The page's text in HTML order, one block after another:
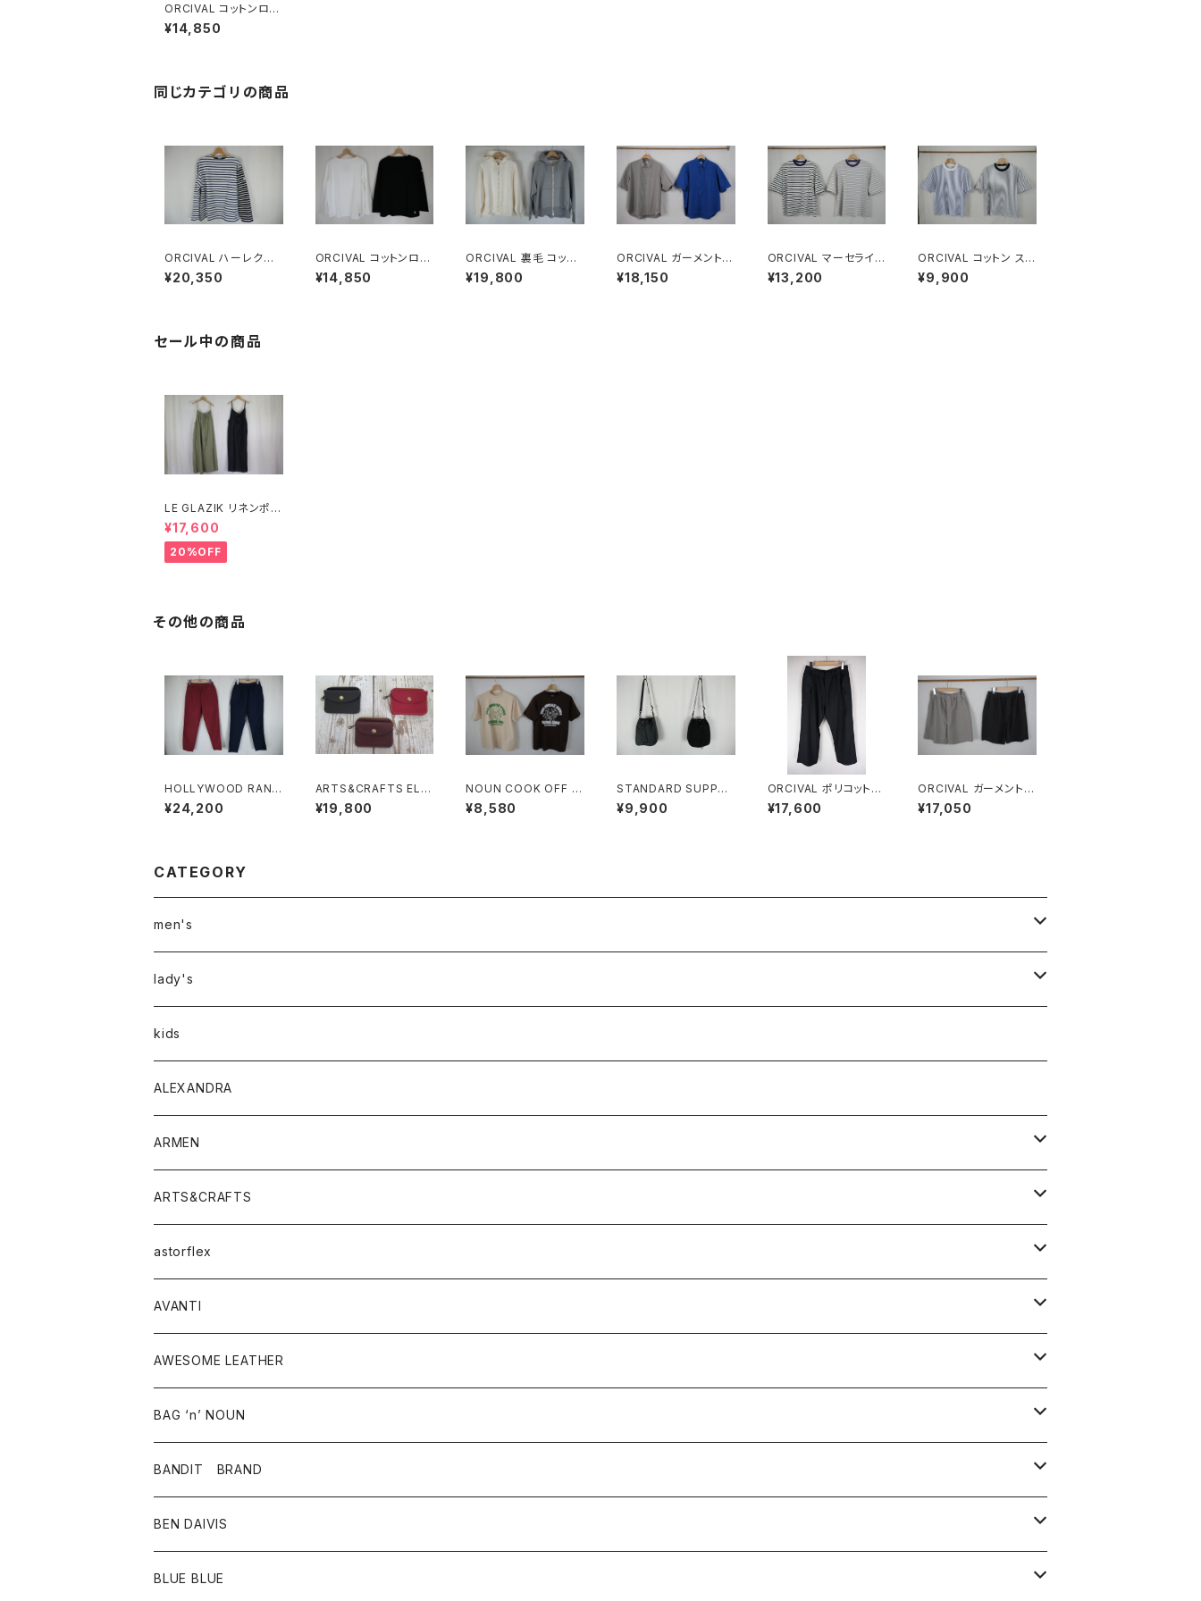
ORCIVAL コットンロー
ド フレンチバスクシャツ
ボーダー MEN
¥14,850
同じカテゴリの商品
ORCIVAL ハーレクイ
ン コットンロード クル
ーネック フレンチバスク
¥20,350
ORCIVAL コットンロー
ド フレンチバスクシャツ
MEN
¥14,850
ORCIVAL 裏毛 コット
ン フレンチテリージップ
フーディー
¥19,800
ORCIVAL ガーメントダ
イ レギュラーカラー半
袖シャツ MEN
¥18,150
ORCIVAL マーセライズ
ワイドクルーネック 半
袖 プルオーバー MEN
¥13,200
ORCIVAL コットン スト
レッチ クルーネック半
袖Tシャツ MEN
¥9,900
セール中の商品
LE GLAZIK リネンポリ
エステル キャミソールワ
ンピース
¥17,600
20%OFF
その他の商品
HOLLYWOOD RANC
H MARKET フィールソ
ーグッド フィールドパン
¥24,200
ARTS&CRAFTS ELB
AMATT ACC / TWIN
PURSE
¥19,800
NOUN COOK OFF T
ee
¥8,580
STANDARD SUPPLY
SIMPLICITY CHALK
SHOULDER チョーク
¥9,900
ORCIVAL ポリコットン
リネン フラップポケット
ワイドパンツ MEN
¥17,600
ORCIVAL ガーメントダ
イ イージーショートパ
ンツ MEN
¥17,050
CATEGORY
men's
アウター
トップス
Tシャツ
シャツ
ボトムス
lady's
アウター
トップス
Tシャツ・カットソー
シャツ・ブラウス
ボトムス
パンツ
スカート
ワンピース・オールインワン
バッグ
シューズ
アクセサリー
その他雑貨
kids
ALEXANDRA
ARMEN
アウター
コート
ジャケット
トップス
ベスト
シャツ
ワンピース
ボトム
スカート
パンツ
グッズ
靴
ARTS&CRAFTS
アクセサリー
ウォレット
バッグ
astorflex
グッズ
靴
AVANTI
シャツ
AWESOME LEATHER
アウター
革ジャケット
BAG ‘n’ NOUN
アクセサリー
バッグ
ポーチ
BANDIT BRAND
トップス
Ｔシャツ
BEN DAIVIS
ポトム
BLUE BLUE